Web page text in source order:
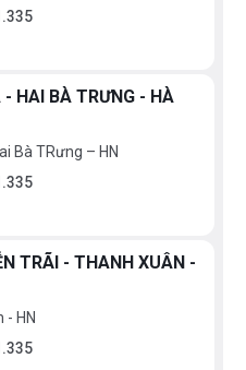
Dòng chảy nhẹ nhàng
nhiệt. Nước ôm lấy và
năng này không chỉ
ở sen tắm cầm tay,
thật sự cần thư giãn, hay
nghệ Cascade Flow vào
tính năng cho bát sen
mái cho người dùng. Từ
soát bên trong bát
HAI BÀ TRƯNG - HÀ
Bà TRưng – HN
TRÃI - THANH XUÂN -
- HN